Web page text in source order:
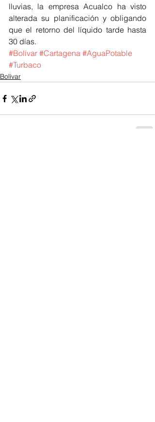
lluvias, la empresa Acualco ha visto
alterada su planificación y obligando
que el retorno del líquido tarde hasta
30 días.
#Bolívar #Cartagena #AguaPotable
#Turbaco
Bolívar